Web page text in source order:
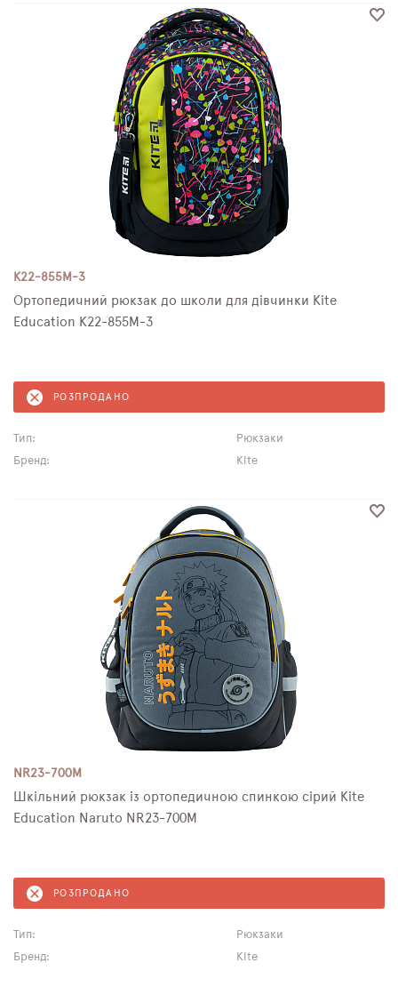
K22-855M-3
Ортопедичний рюкзак до школи для дівчинки Kite
Education K22-855M-3
РОЗПРОДАНО
Тип:
Рюкзаки
Бренд:
Kite
NR23-700M
Шкільний рюкзак із ортопедичною спинкою сірий Kite
Education Naruto NR23-700M
РОЗПРОДАНО
Тип:
Рюкзаки
Бренд:
Kite